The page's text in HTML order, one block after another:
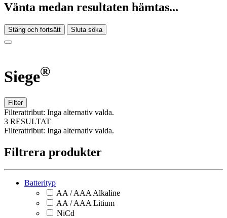
Vänta medan resultaten hämtas...
Stäng och fortsätt Sluta söka
Siege®
Filter
Filterattribut: Inga alternativ valda.
3 RESULTAT
Filterattribut: Inga alternativ valda.
Filtrera produkter
Batterityp
AA / AAA Alkaline
AA / AAA Litium
NiCd